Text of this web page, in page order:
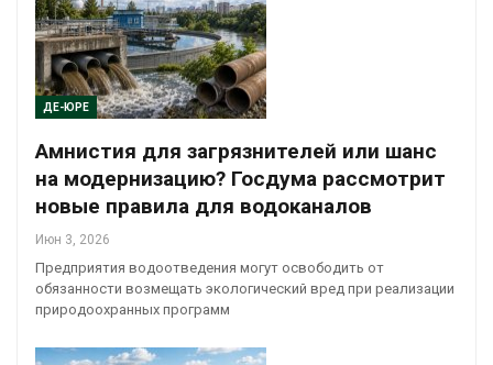
ДЕ-ЮРЕ
Амнистия для загрязнителей или шанс
на модернизацию? Госдума рассмотрит
новые правила для водоканалов
Июн 3, 2026
Предприятия водоотведения могут освободить от
обязанности возмещать экологический вред при реализации
природоохранных программ